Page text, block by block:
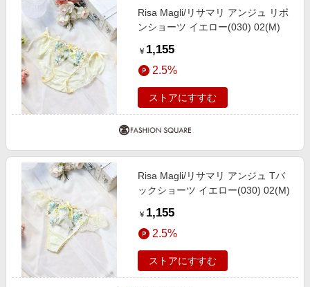
Risa Magli/リサマリ アンジュ リボ
ンショーツ イエロー(030) 02(M)
￥ 1,155
2.5%
ストアにすすむ
Risa Magli/リサマリ アンジュ Tバ
ックショーツ イエロー(030) 02(M)
￥ 1,155
2.5%
ストアにすすむ